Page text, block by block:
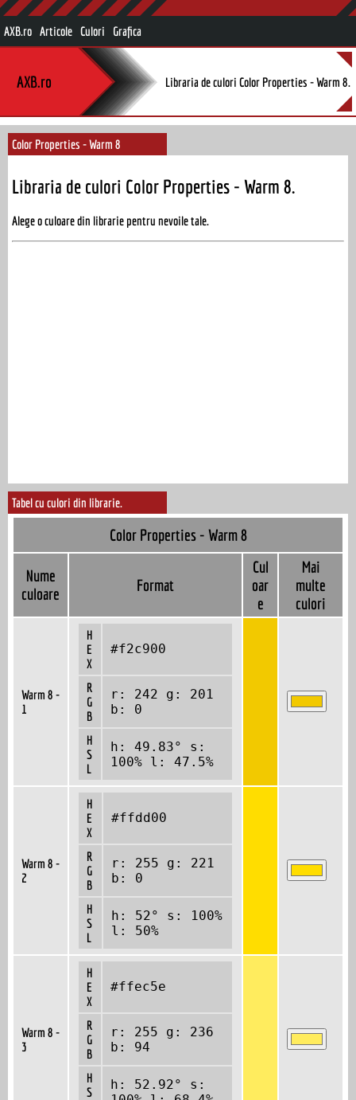
AXB.ro Articole Culori Grafica
AXB.ro Libraria de culori Color Properties - Warm 8.
Color Properties - Warm 8
Libraria de culori Color Properties - Warm 8.
Alege o culoare din librarie pentru nevoile tale.
Tabel cu culori din librarie.
Color Properties - Warm 8
Nume
culoare
Format
Cul
oar
e
Mai
multe
culori
Warm 8 -
1
H
E
X
#f2c900
R
G
B
r: 242 g: 201
b: 0
H
S
L
h: 49.83° s:
100% l: 47.5%
Warm 8 -
2
H
E
X
#ffdd00
R
G
B
r: 255 g: 221
b: 0
H
S
L
h: 52° s: 100%
l: 50%
Warm 8 -
3
H
E
X
#ffec5e
R
G
B
r: 255 g: 236
b: 94
H
S
h: 52.92° s: